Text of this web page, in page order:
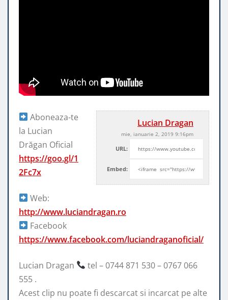
Lucian Dragan
mie, ianuarie 2, 2019 9:16pm
URL:
Embed:
Aboneaza-te
la Lucian
Drăgan Oficial
https://goo.gl/1
2Fc7x
Web:
http://www.luciandragan.ro
Facebook
https://www.facebook.com/luciandraganoficial/
Lucian Dragan
tel – 0744 871 530 – 0767 066
555 .
Acest clip nu poate fi descarcat si incarcat pe alte